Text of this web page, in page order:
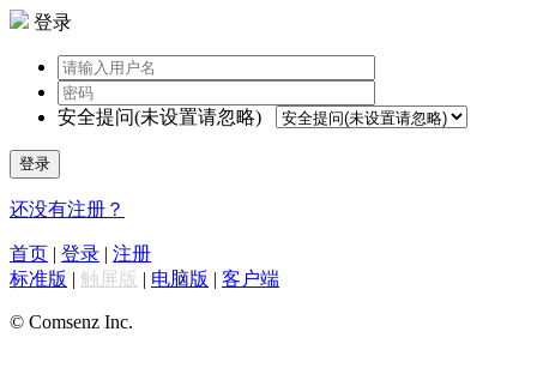
登录
安全提问(未设置请忽略)
登录
还没有注册？
首页 | 登录 | 注册
标准版 | 触屏版 | 电脑版 | 客户端
© Comsenz Inc.